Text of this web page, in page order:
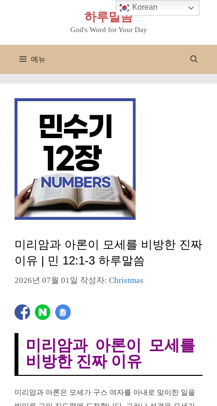
하루말씀
God's Word for Your Day
메뉴
미리암과 아론이 모세를 비방한 진짜
이유 | 민 12:1-3 하루말씀
2026년 07월 01일 작성자: Christmas
미리암과 아론이 모세를
비방한 진짜 이유
미리암과 아론은 모세가 구스 여자를 아내로 맞이한 일을
Korean